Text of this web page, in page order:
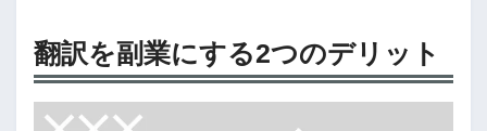
翻訳を副業にする2つのデリット